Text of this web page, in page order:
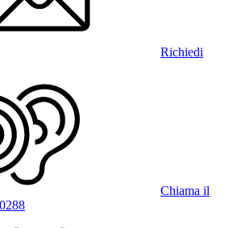
Richiedi
Chiama il